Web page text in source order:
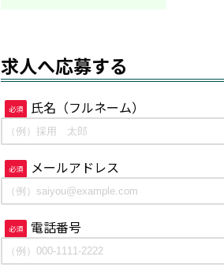
求人へ応募する
必須 氏名（フルネーム）
必須 メールアドレス
必須 電話番号